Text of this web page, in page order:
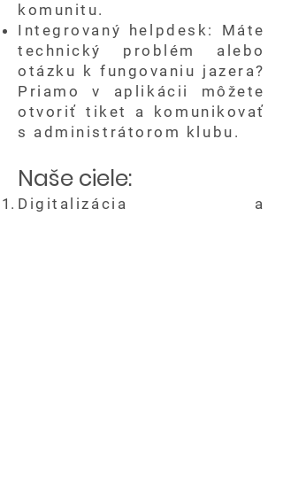
komunitu.
Integrovaný helpdesk: Máte
technický problém alebo
otázku k fungovaniu jazera?
Priamo v aplikácii môžete
otvoriť tiket a komunikovať
s administrátorom klubu.
Naše ciele:
Digitalizácia a